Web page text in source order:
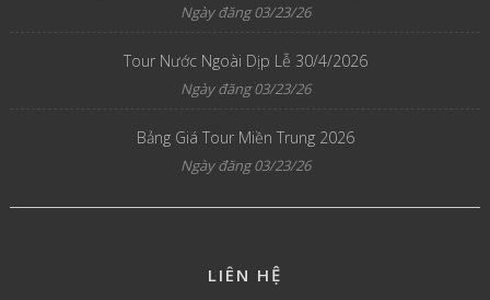
Ngày đăng 03/23/26
Tour Nước Ngoài Dịp Lễ 30/4/2026
Ngày đăng 03/23/26
Bảng Giá Tour Miền Trung 2026
Ngày đăng 03/23/26
LIÊN HỆ